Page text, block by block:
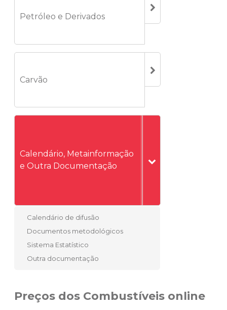
Petróleo e Derivados
Carvão
Calendário, Metainformação
e Outra Documentação
Calendário de difusão
Documentos metodológicos
Sistema Estatístico
Outra documentação
Preços dos Combustíveis online